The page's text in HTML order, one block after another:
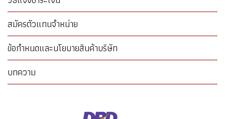
สมัครตัวแทนจำหน่าย
ข้อกำหนดและนโยบายสินค้าบริษัท
บทความ